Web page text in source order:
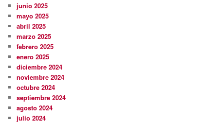
junio 2025
mayo 2025
abril 2025
marzo 2025
febrero 2025
enero 2025
diciembre 2024
noviembre 2024
octubre 2024
septiembre 2024
agosto 2024
julio 2024